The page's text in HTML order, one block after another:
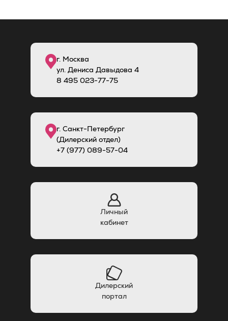
г. Москва
ул. Дениса Давыдова 4
8 495 023-77-75
г. Санкт-Петербург
(Дилерский отдел)
+7 (977) 089-57-04
Личный
кабинет
Дилерский
портал